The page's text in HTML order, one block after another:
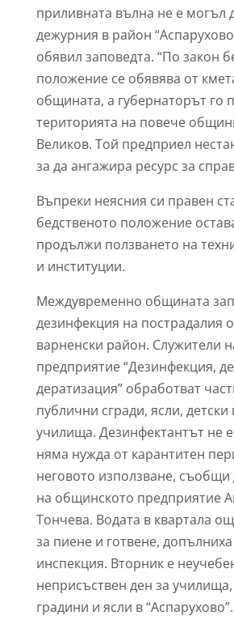
приливната вълна не е могъл
дежурния в район
обявил заповедта. “По закон
положение се обявява от
общината, а губернаторът го
територията на повече
Великов. Той предприел
за да ангажира ресурс за
Въпреки неясния си правен
бедственото положение
продължи ползването на
и институции.
Междувременно общината
дезинфекция на пострадалия
варненски район. Служители
предприятие “Дезинфекция,
дератизация” обработват
публични сгради, ясли, детски
училища. Дезинфектантът не
няма нужда от карантитен
неговото използване, съобщи
на общинското предприятие
Тончева. Водата в квартала
за пиене и готвене,
инспекция. Вторник е
неприсъствен ден за училища,
градини и ясли в “Аспарухово”.